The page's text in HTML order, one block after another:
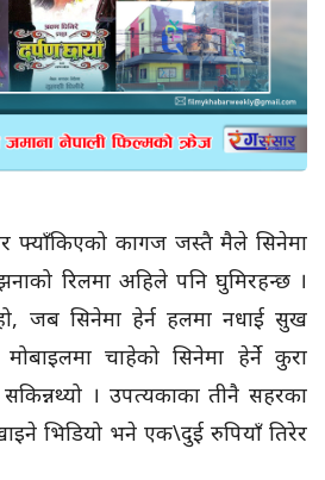
फ्याँकिएको कागज जस्तै मैले सिनेमा
रिलमा अहिले पनि घुमिरहन्छ ।
जब सिनेमा हेर्न हलमा नधाई सुख
चाहेको सिनेमा हेर्ने कुरा
। उपत्यकाका तीनै सहरका
भिडियो भने एक\दुई रुपियाँ तिरेर